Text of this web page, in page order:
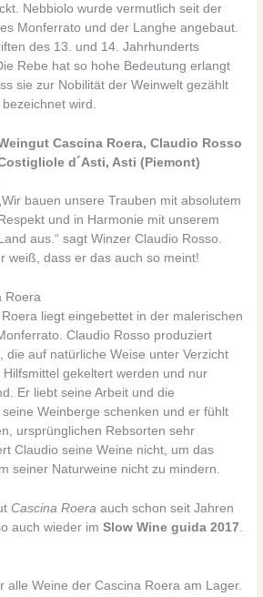
Nebbiolo wurde vermutlich seit der
Monferrato und der Langhe angebaut.
des 13. und 14. Jahrhunderts
Rebe hat so hohe Bedeutung erlangt
sie zur Nobilität der Weinwelt gezählt
wird.
Cascina Roera, Claudio Rosso
d´Asti, Asti (Piemont)
bauen unsere Trauben mit absolutem
Respekt und in Harmonie mit unserem
Land aus.“ sagt Winzer Claudio Rosso.
weiß, dass er das auch so meint!
Roera
liegt eingebettet in der malerischen
Claudio Rosso produziert
die auf natürliche Weise unter Verzicht
gekeltert werden und nur
Er liebt seine Arbeit und die
Weinberge schenken und er fühlt
ursprünglichen Rebsorten sehr
Claudio seine Weine nicht, um das
seiner Naturweine nicht zu mindern.
Cascina Roera auch schon seit Jahren
auch wieder imSlow Wine guida 2017.
alle Weine der Cascina Roera am Lager.